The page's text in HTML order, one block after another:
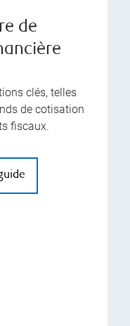
de
clés, telles
de cotisation
fiscaux.